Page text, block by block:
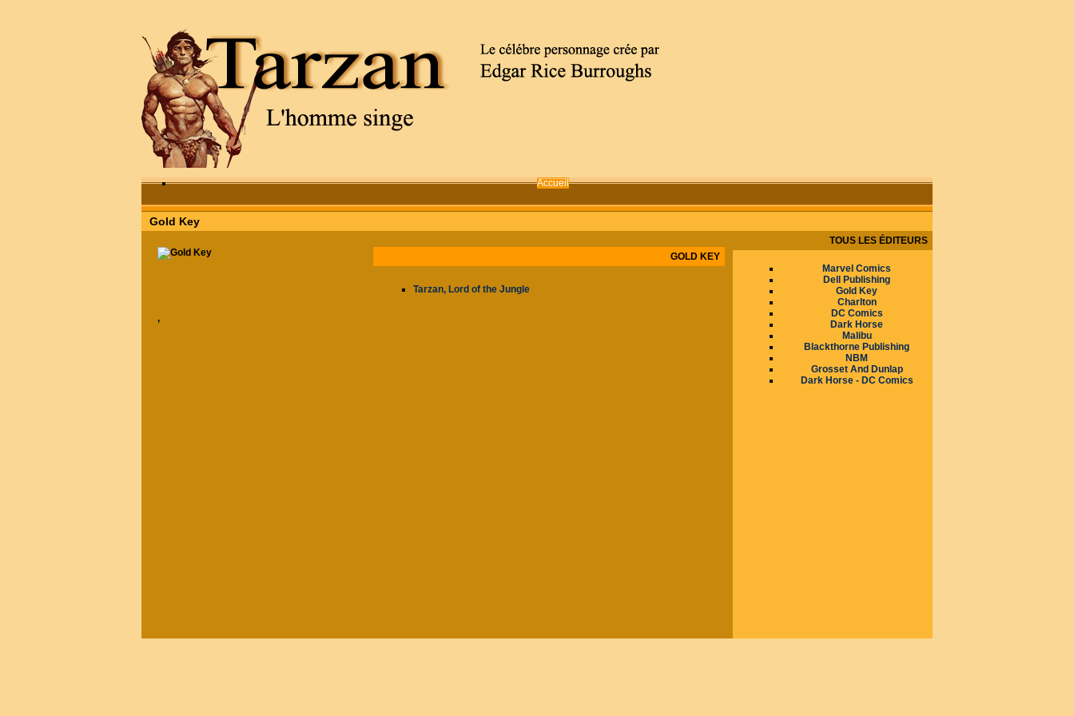
Accueil
Gold Key
GOLD KEY
Tarzan, Lord of the Jungle
,
TOUS LES ÉDITEURS
Marvel Comics
Dell Publishing
Gold Key
Charlton
DC Comics
Dark Horse
Malibu
Blackthorne Publishing
NBM
Grosset And Dunlap
Dark Horse - DC Comics